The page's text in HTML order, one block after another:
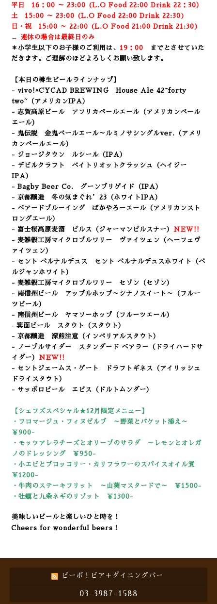
平日 16：00 ～ 23:00 (L.O Food 22:00 Drink 22：30）
土 15:00 ～ 23:00 (L.O Food 22:00 Drink 22:30)
日・祝 15:00 ～ 22:00 (L.O Food 21:00 Drink 21:30)
→ 連休の場合は最終日のみ
＊小学生以下のお子様のご利用は、 19：00
までとさせていた
だきます。ご理解のほどよろしくお願い致します。
【本日の樽生ビールラインナップ】
- vivo!×CYCAD BREWING House Ale 42~forty
two~（アメリカンIPA）
- 志賀高原ビール アフリカペールエール （アメリカンペール
エール）
- 鬼伝説 金鬼ペールエール～ルミノサシングルver.（アメリ
カンペールエール）
- ジョージタウン ルシール（IPA）
- デビルクラフト ペイトリオットクラッシュ（ヘイジー
IPA）
- Bagby Beer Co. グーンブリゲイド（IPA）
- 京都醸造 冬の気まぐれ’23（ホワイトIPA）
- ベアードブルーイング ばかやろーエール（アメリカンスト
ロングエール）
- 富士桜高原麦酒 ピルス（ジャーマンピルスナー） NEW!!
- 麦雑穀工房マイクロブルワリー ヴァイツェン（ヘーフェヴ
ァイツェン）
- セント ベルナルデュス セント ベルナルデュスホワイト
（ベ
ルジャンホワイト）
- 麦雑穀工房マイクロブルワリー セゾン（セゾン）
- 南信州ビール アップルホップ～シナノスイート～
（フルー
ツビール）
- 南信州ビール ヤマソーホップ（フルーツエール）
‐ 箕面ビール スタウト（スタウト）
- 京都醸造 深煎注意（インペリアルスタウト）
- ノーブルサイダー スタンダード ベアラー（ドライハードサ
イダー） NEW!!
- セントジェームス・ゲート ドラフトギネス（アイリッシュ
ドライスタウト）
- サッポロビール エビス（ドルトムンダー）
【シェフズスペシャル★12 月限定メニュー】
・フロマージュ・フィヌゼルブ ～野菜とバケット添え～
￥900-
・モッツアレラチーズとオリーブのサラダ ～レモンとオレガ
ノのドレッシング ￥950-
・小エビとブロッコリー・カリフラワーのスパイスオイル煮
￥1200-
・牛肉のステーキフリット ～山葵マスタードで～ ￥1500-
・牡蠣と九条ネギのリゾット ￥1300-
美味しいビールと楽しいひと時を！
Cheers for wonderful beers！
ビーボ！ビア＋ダイニングバー
03-3987-1588